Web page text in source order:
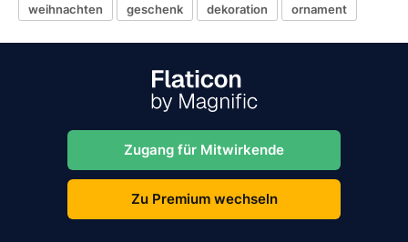
weihnachten geschenk dekoration ornament
Zugang für Mitwirkende
Zu Premium wechseln